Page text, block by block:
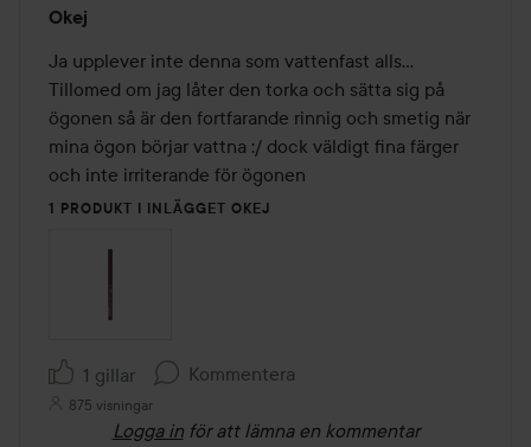
3
av
5
Okej
Ja upplever inte denna som vattenfast alls...
Tillomed om jag låter den torka och sätta sig på
ögonen så är den fortfarande rinnig och smetig när
mina ögon börjar vattna :/ dock väldigt fina färger
och inte irriterande för ögonen
1 PRODUKT I INLÄGGET OKEJ
1 gillar Kommentera
875 visningar
Logga in för att lämna en kommentar